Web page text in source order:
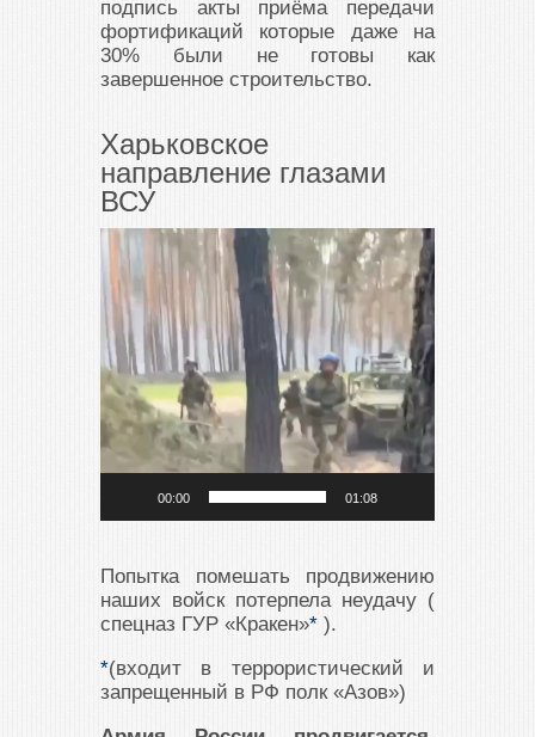
подпись акты приёма передачи
фортификаций которые даже на
30% были не готовы как
завершенное строительство.
Харьковское
направление глазами
ВСУ
Видеоплеер
00:00 01:08
Попытка помешать продвижению
наших войск потерпела неудачу (
спецназ ГУР «Кракен»* ).
*(входит в террористический и
запрещенный в РФ полк «Азов»)